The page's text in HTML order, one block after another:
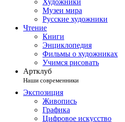
Художники
Музеи мира
Русские художники
Чтение
Книги
Энциклопедия
Фильмы о художниках
Учимся рисовать
Артклуб
Наши современники
Экспозиция
Живопись
Графика
Цифровое искусство